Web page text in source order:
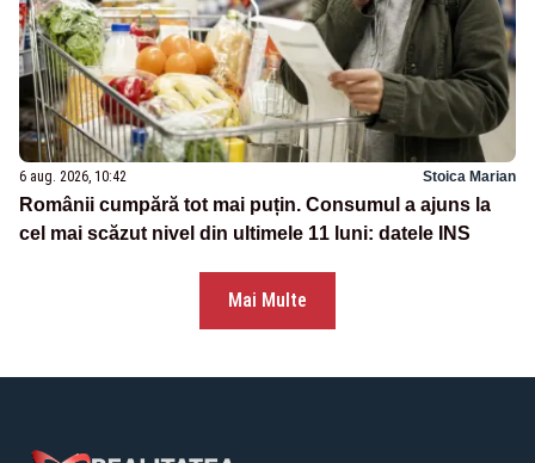
6 aug. 2026, 10:42 Stoica Marian
Românii cumpără tot mai puțin. Consumul a ajuns la
cel mai scăzut nivel din ultimele 11 luni: datele INS
Mai Multe